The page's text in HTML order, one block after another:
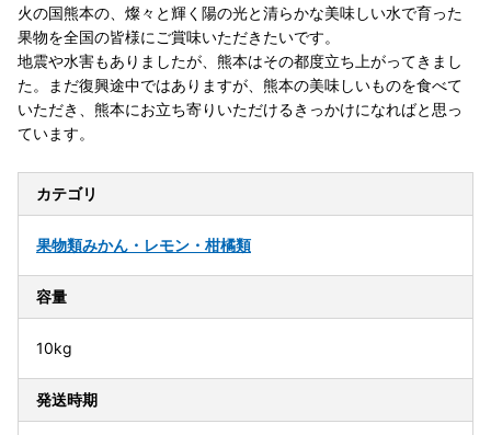
火の国熊本の、燦々と輝く陽の光と清らかな美味しい水で育った
果物を全国の皆様にご賞味いただきたいです。
地震や水害もありましたが、熊本はその都度立ち上がってきまし
た。まだ復興途中ではありますが、熊本の美味しいものを食べて
いただき、熊本にお立ち寄りいただけるきっかけになればと思っ
ています。
カテゴリ
果物類みかん・レモン・柑橘類
容量
10kg
発送時期